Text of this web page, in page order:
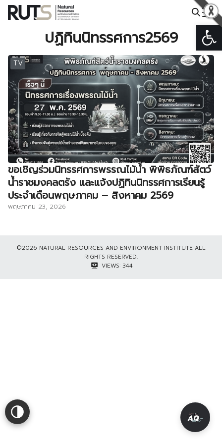
Skip
ปฏิทินนิทรรศการ2569
TV
ขอเชิญร่วมนิทรรศการพรรณไม้น้ำ พิพิธภัณฑ์สัตว์
น้ำราชมงคลตรัง และแจ้งปฏิทินนิทรรศการเรียนรู้
ประจำเดือนพฤษภาคม – สิงหาคม 2569
พฤษภาคม 23, 2026
©2026 NATURAL RESOURCES AND ENVIRONMENT INSTITUTE ALL
RIGHTS RESERVED.
VIEWS: 344